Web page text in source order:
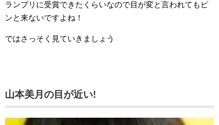
ランプリに受賞できたくらいなので目が変と言われてもピ
ンと来ないですよね！
ではさっそく見ていきましょう
山本美月の目が近い!